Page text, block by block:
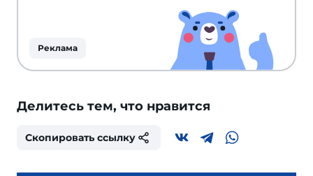
Реклама
Делитесь тем, что нравится
Скопировать ссылку